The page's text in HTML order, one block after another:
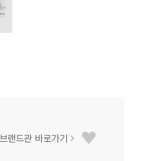
브랜드관 바로가기